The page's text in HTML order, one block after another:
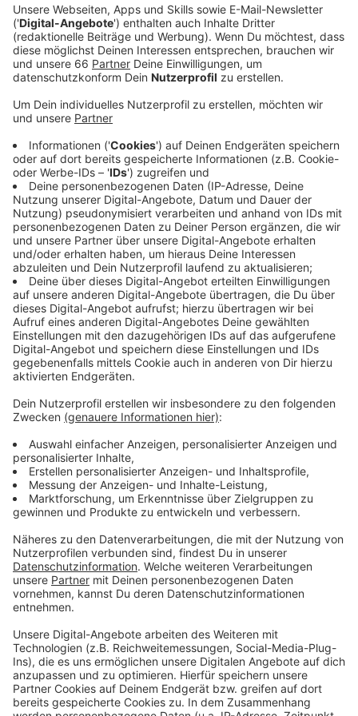
Veranstaltungsgelände entstehen. Und zwar
genau dort, wo später ein großer Büro- und
Hotelkomplex gebaut werden soll. Heute
Nachmittag (21. Juni 2022) hat die zuständige
Bezirksvertretung die Pläne auf der
Tagesordnung.
Anzeige
Die Fläche ist in etwa so groß wie ein Fußballfeld.
Temporär soll es dort neben Musik auch immer mal
wieder Flohmärkte, Kunstprojekte, ein OpenAir-Kino
oder Public-Viewing geben. Und zwar rund drei Jahre
lang als kulturelle Zwischennutzung, bis dann mit dem
Bau des "Tadao Ando Campus & Tower" begonnen
wird, benannt nach seinem japanischen Architekten. Im
Moment ist dieses Projekt noch in der Planung.
Langfristig sollen hier ein rund 100 Meter hoher
Büroturm und ein großes Hotel entstehen.
Anzeige
Weitere Infos und Links zum Thema
Anzeige
Tadao Ando-Campus & Tower am Mörsenbroicher
Ei
Stadt hat ihre Pläne auf der Exporeal vorgestellt
Anzeige